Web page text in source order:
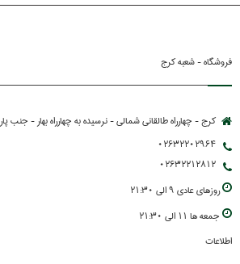
فروشگاه - شعبه کرج
کرج - چهارراه طالقانی شمالی - نرسیده به چهارراه بهار - جنب
02632202964
02632212812
روزهاي عادي 9 الي 21:30
جمعه ها 11 الي 21:30
اطلاعات